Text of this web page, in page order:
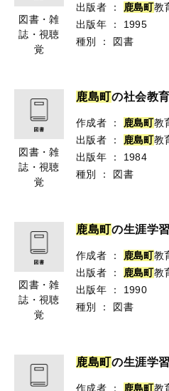
図書・雑
誌・視聴
覚
出版者
： 鹿島町教
出版年
：
1995
種別
： 図書
図書・雑
誌・視聴
覚
鹿島町の社会教
作成者 ： 鹿島町教
出版者
： 鹿島町教
出版年
：
1984
種別
： 図書
図書・雑
誌・視聴
覚
鹿島町の生涯学
作成者 ： 鹿島町教
出版者
： 鹿島町教
出版年
：
1990
種別
： 図書
鹿島町の生涯学
作成者 ： 鹿島町教